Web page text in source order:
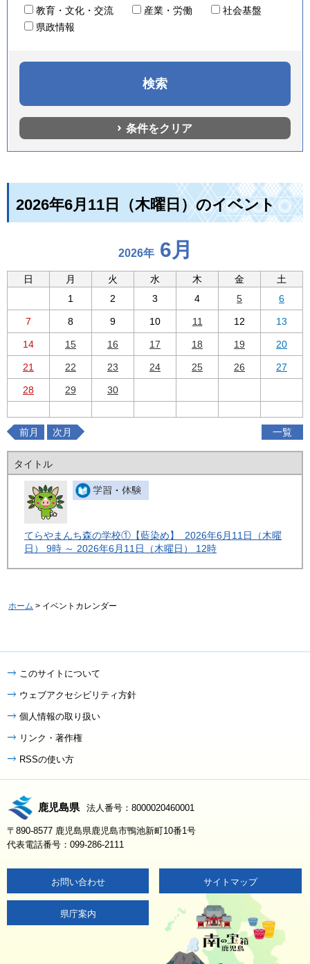
教育・文化・交流
産業・労働
社会基盤
県政情報
条件をクリア
2026年6月11日（木曜日）のイベント
2026年 6月
日 月 火 水 木 金
土
1
2 3 4 5 6
7 8 9 10 11 12 13
14 15 16 17 18 19 20
21 22 23 24 25 26 27
28 29 30
前月 一覧
次月
タイトル
てらやまんち森の学校①【藍染め】 2026年6月11日（木曜
日） 9時 ～ 2026年6月11日（木曜日） 12時
ホーム > イベントカレンダー
このサイトについて
ウェブアクセシビリティ方針
個人情報の取り扱い
リンク・著作権
RSSの使い方
鹿児島県 法人番号：8000020460001
〒890-8577 鹿児島県鹿児島市鴨池新町10番1号
代表電話番号：099-286-2111
お問い合わせ サイトマップ
県庁案内